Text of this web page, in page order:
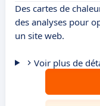
Des cartes de
des analyses pour
un site web.
Voir plus de